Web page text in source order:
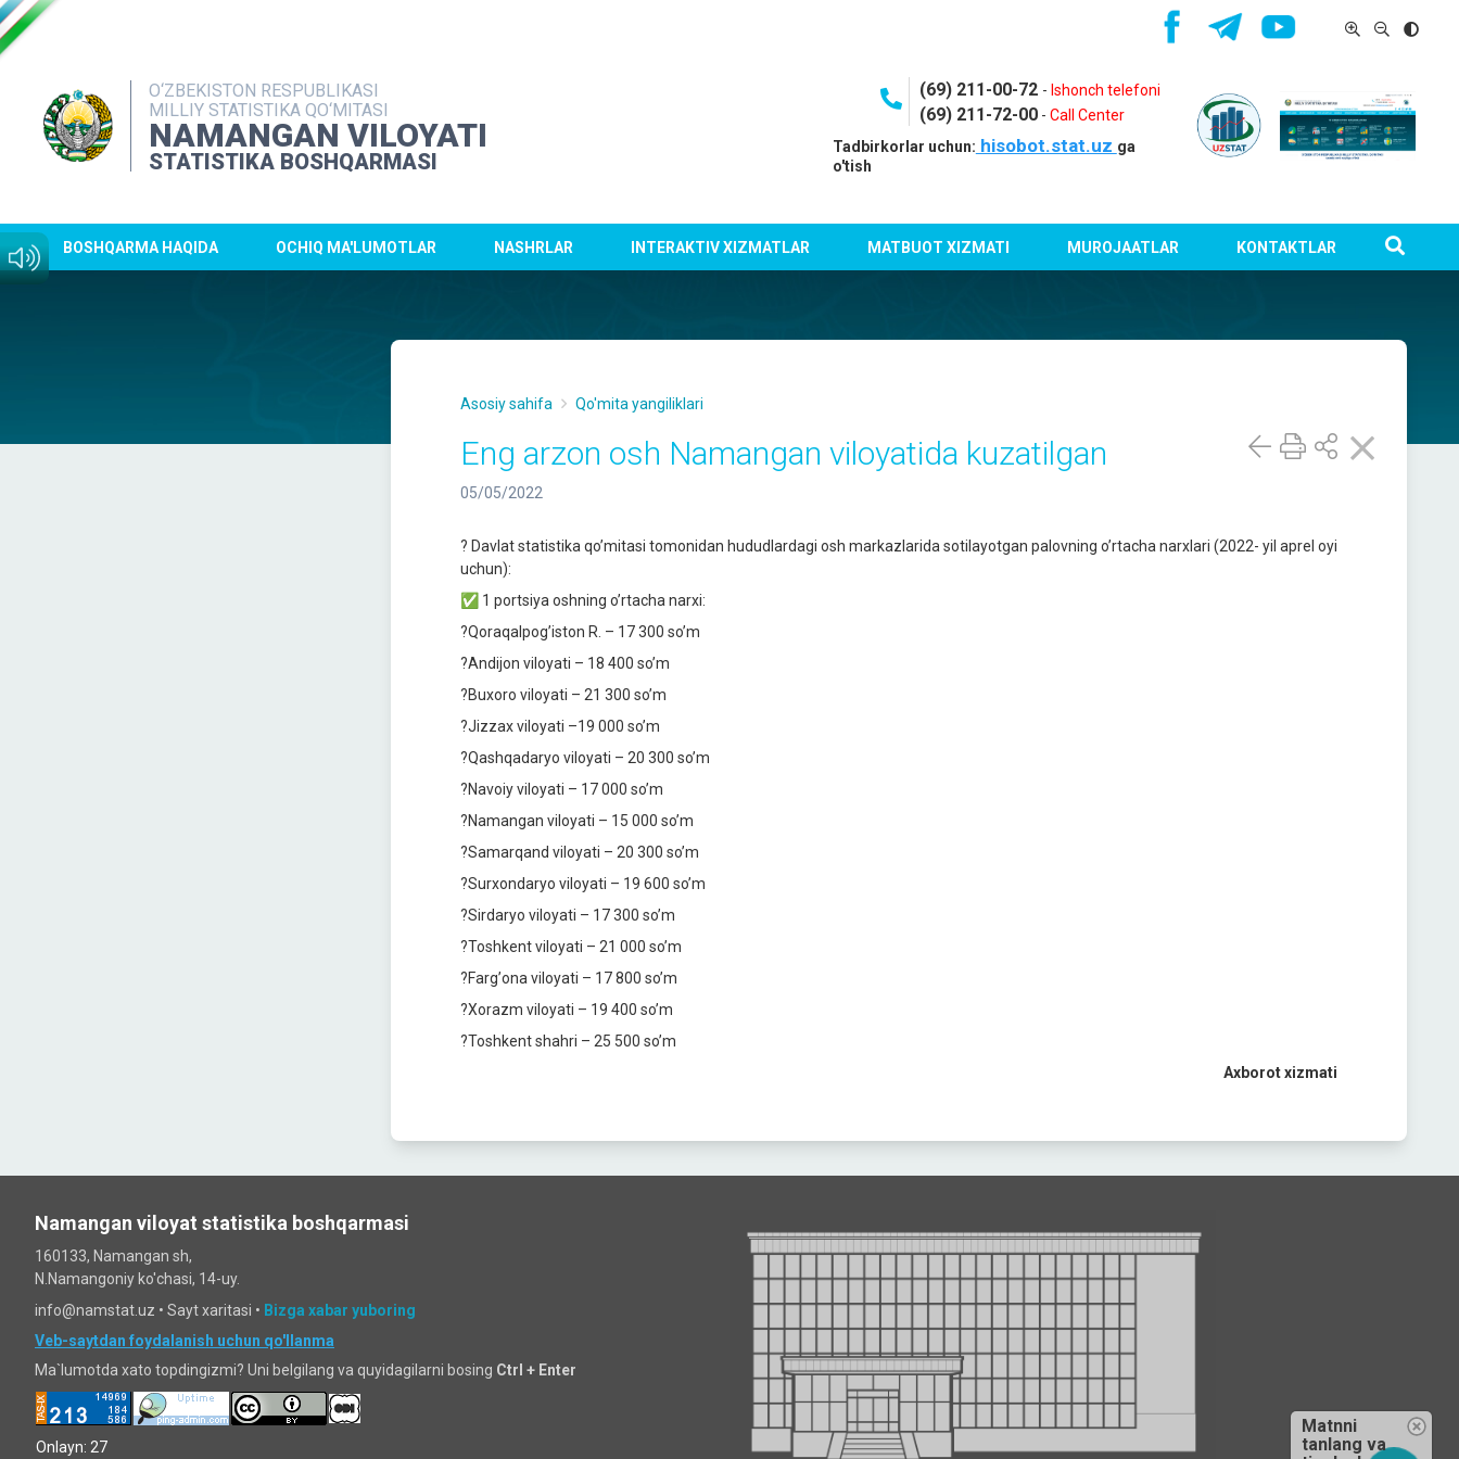
O‘ZBEKISTON RESPUBLIKASI
MILLIY STATISTIKA QO‘MITASI
NAMANGAN VILOYATI
STATISTIKA BOSHQARMASI
(69) 211-00-72 - Ishonch telefoni
(69) 211-72-00- Call Center
Tadbirkorlar uchun: hisobot.stat.uz ga
o'tish
BOSHQARMA HAQIDA OCHIQ MA'LUMOTLAR NASHRLAR INTERAKTIV XIZMATLAR MATBUOT XIZMATI MUROJAATLAR KONTAKTLAR
Asosiy sahifa Qo'mita yangiliklari
Eng arzon osh Namangan viloyatida kuzatilgan
05/05/2022
? Davlat statistika qoʼmitasi tomonidan hududlardagi osh markazlarida sotilayotgan palovning oʼrtacha narxlari (2022- yil aprel oyi
uchun):
✅ 1 portsiya oshning oʼrtacha narxi:
?Qoraqalpogʼiston R. – 17 300 soʼm
?Аndijon viloyati – 18 400 soʼm
?Buxoro viloyati – 21 300 soʼm
?Jizzax viloyati –19 000 soʼm
?Qashqadaryo viloyati – 20 300 soʼm
?Navoiy viloyati – 17 000 soʼm
?Namangan viloyati – 15 000 soʼm
?Samarqand viloyati – 20 300 soʼm
?Surxondaryo viloyati – 19 600 soʼm
?Sirdaryo viloyati – 17 300 soʼm
?Toshkent viloyati – 21 000 soʼm
?Fargʼona viloyati – 17 800 soʼm
?Xorazm viloyati – 19 400 soʼm
?Toshkent shahri – 25 500 soʼm
Axborot xizmati
Namangan viloyat statistika boshqarmasi
160133, Namangan sh,
N.Namangoniy ko'chasi, 14-uy.
info@namstat.uz • Sayt xaritasi • Bizga xabar yuboring
Veb-saytdan foydalanish uchun qo'llanma
Ma`lumotda xato topdingizmi? Uni belgilang va quyidagilarni bosing Ctrl + Enter
Onlayn: 27
Matnni
tanlang va